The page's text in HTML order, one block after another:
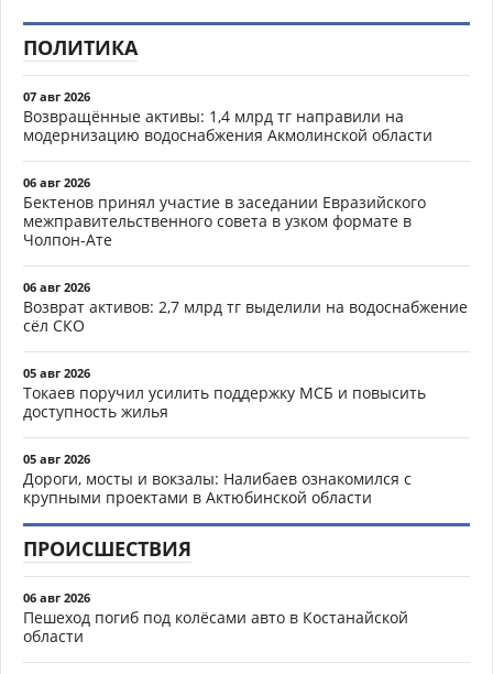
ПОЛИТИКА
07 авг 2026
Возвращённые активы: 1,4 млрд тг направили на
модернизацию водоснабжения Акмолинской области
06 авг 2026
Бектенов принял участие в заседании Евразийского
межправительственного совета в узком формате в
Чолпон-Ате
06 авг 2026
Возврат активов: 2,7 млрд тг выделили на водоснабжение
сёл СКО
05 авг 2026
Токаев поручил усилить поддержку МСБ и повысить
доступность жилья
05 авг 2026
Дороги, мосты и вокзалы: Налибаев ознакомился с
крупными проектами в Актюбинской области
ПРОИСШЕСТВИЯ
06 авг 2026
Пешеход погиб под колёсами авто в Костанайской
области